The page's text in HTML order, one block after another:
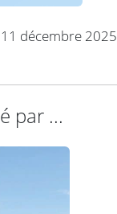
11 décembre 2025
par ...